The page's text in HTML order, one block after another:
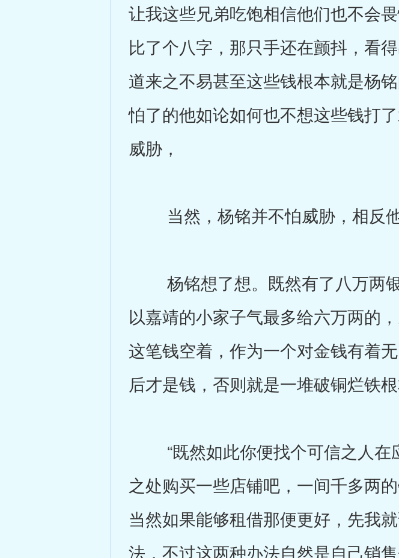
让我这些兄弟吃饱相信他们也不会
比了个八字，那只手还在颤抖，看
道来之不易甚至这些钱根本就是杨
怕了的他如论如何也不想这些钱打
威胁，
当然，杨铭并不怕威胁，相反他
杨铭想了想。既然有了八万两银
以嘉靖的小家子气最多给六万两的
这笔钱空着，作为一个对金钱有着
后才是钱，否则就是一堆破铜烂铁
“既然如此你便找个可信之人在
之处购买一些店铺吧，一间千多两
当然如果能够租借那便更好，先我
法，不过这两种办法自然是自己销